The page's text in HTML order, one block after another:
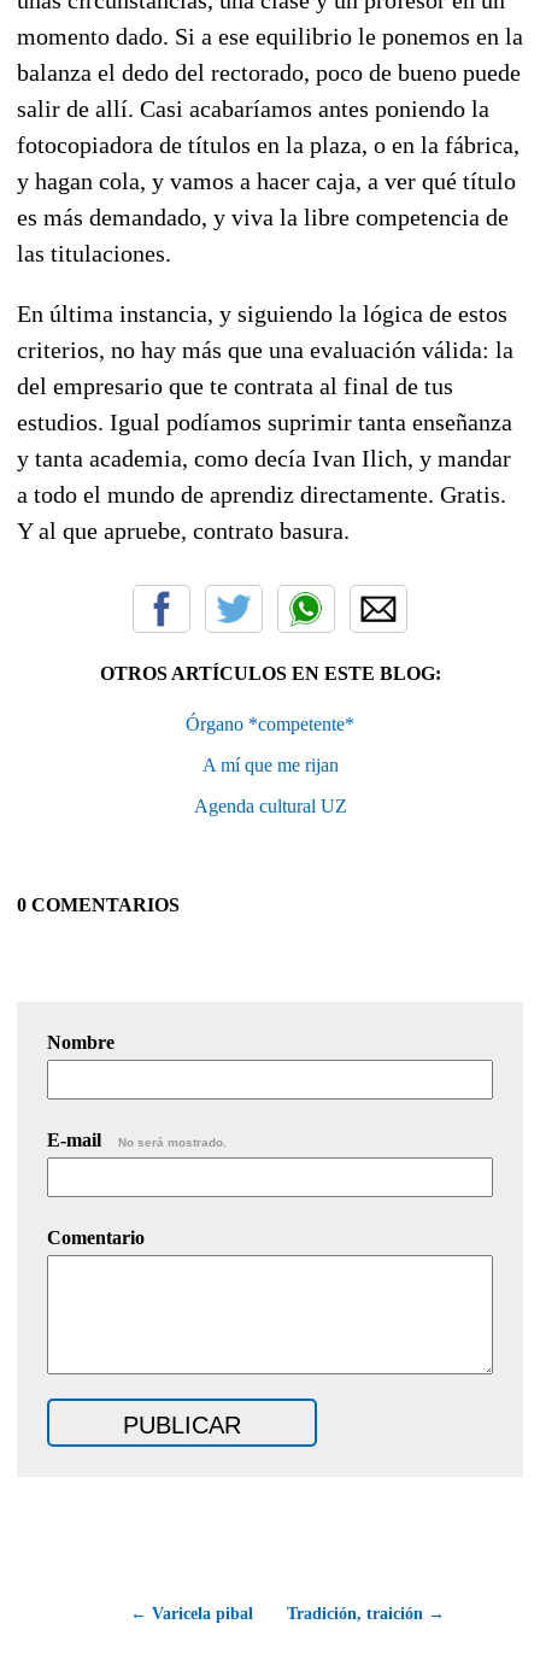
momento dado. Si a ese equilibrio le ponemos en la
balanza el dedo del rectorado, poco de bueno puede
salir de allí. Casi acabaríamos antes poniendo la
fotocopiadora de títulos en la plaza, o en la fábrica,
y hagan cola, y vamos a hacer caja, a ver qué título
es más demandado, y viva la libre competencia de
las titulaciones.
En última instancia, y siguiendo la lógica de estos
criterios, no hay más que una evaluación válida: la
del empresario que te contrata al final de tus
estudios. Igual podíamos suprimir tanta enseñanza
y tanta academia, como decía Ivan Ilich, y mandar
a todo el mundo de aprendiz directamente. Gratis.
Y al que apruebe, contrato basura.
OTROS ARTÍCULOS EN ESTE BLOG:
Órgano *competente*
A mí que me rijan
Agenda cultural UZ
0 COMENTARIOS
Nombre
E-mail No será mostrado.
Comentario
← Varicela pibal Tradición, traición →